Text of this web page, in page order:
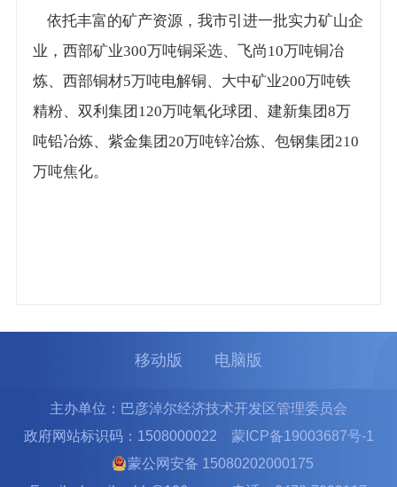
依托丰富的矿产资源，我市引进一批实力矿山企
业，西部矿业300万吨铜采选、飞尚10万吨铜冶
炼、西部铜材5万吨电解铜、大中矿业200万吨铁
精粉、双利集团120万吨氧化球团、建新集团8万
吨铅冶炼、紫金集团20万吨锌冶炼、包钢集团210
万吨焦化。
移动版 电脑版
主办单位：巴彦淖尔经济技术开发区管理委员会
政府网站标识码：1508000022 蒙ICP备19003687号-1
蒙公网安备 15080202000175